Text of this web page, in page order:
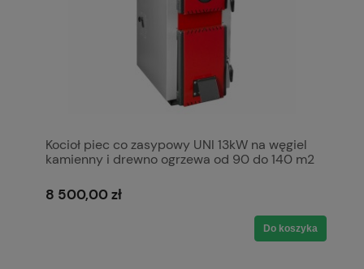
Kocioł piec co zasypowy UNI 13kW na węgiel
kamienny i drewno ogrzewa od 90 do 140 m2
8 500,00 zł
Do koszyka